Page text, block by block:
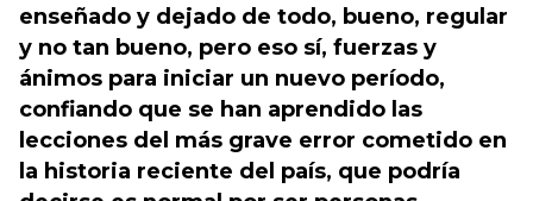
enseñado y dejado de todo, bueno, regular
y no tan bueno, pero eso sí, fuerzas y
ánimos para iniciar un nuevo período,
confiando que se han aprendido las
lecciones del más grave error cometido en
la historia reciente del país, que podría